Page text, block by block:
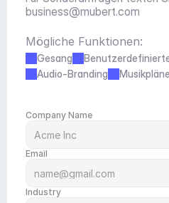
business@mubert.com
Mögliche Funktionen:
Gesang
Audio-Branding
Musikpläne
Company Name
Email
Industry